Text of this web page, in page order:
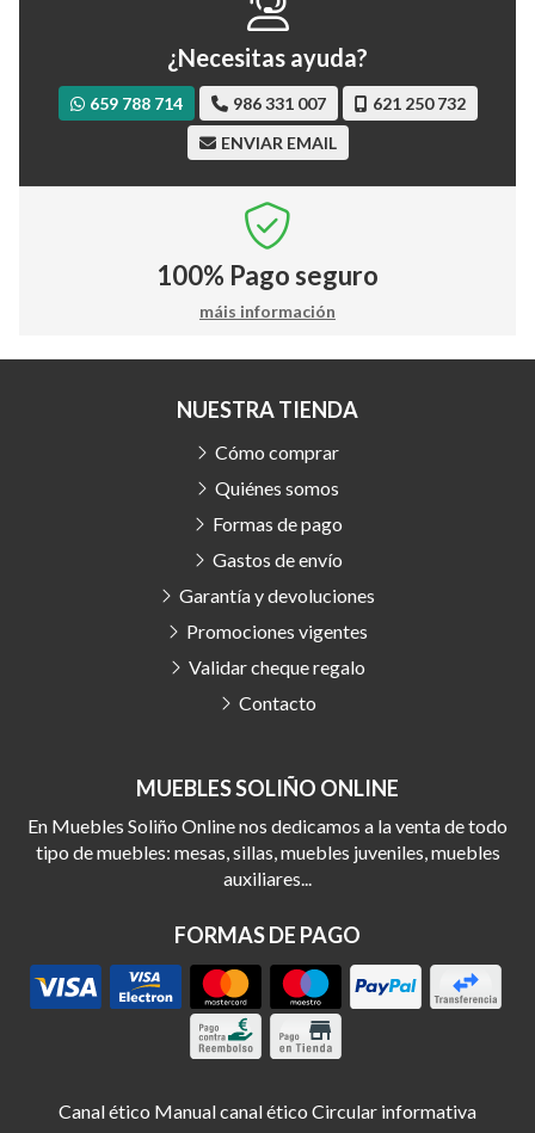
¿Necesitas ayuda?
659 788 714 986 331 007
621 250 732
ENVIAR EMAIL
100% Pago seguro
máis información
MUEBLES SOLIÑO ONLINE
En Muebles Soliño Online nos dedicamos a la venta de todo
tipo de muebles: mesas, sillas, muebles juveniles, muebles
auxiliares...
FORMAS DE PAGO
NUESTRA TIENDA
Cómo comprar
Quiénes somos
Formas de pago
Gastos de envío
Garantía y devoluciones
Promociones vigentes
Validar cheque regalo
Contacto
Canal ético Manual canal ético Circular informativa